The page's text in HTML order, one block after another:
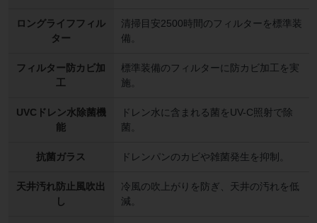
ロングライフフィル
ター
清掃目安2500時間のフィルターを標準装
備。
フィルター防カビ加
工
標準装備のフィルターに防カビ加工を実
施。
UVCドレン水除菌機
能
ドレン水に含まれる菌をUV-C照射で除
菌。
抗菌ガラス ドレンパンのカビや雑菌発生を抑制。
天井汚れ防止風吹出
し
冷風の吹上がりを防ぎ、天井の汚れを低
減。